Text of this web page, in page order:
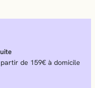
de 159€ à domicile